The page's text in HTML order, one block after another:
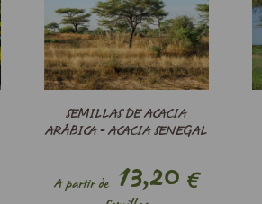
SEMILLAS DE ACACIA
ARÁBICA - ACACIA SENEGAL
A partir de13,20 €